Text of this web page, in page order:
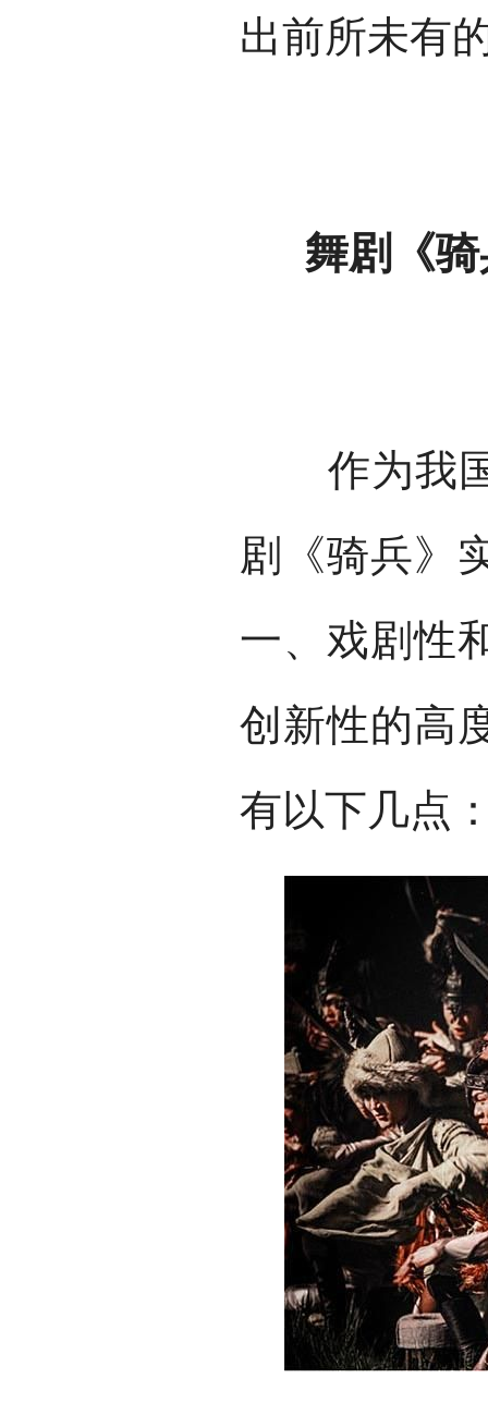
出前所未有
舞剧《
作为我国
剧《骑兵》
一、戏剧性
创新性的高
有以下几点